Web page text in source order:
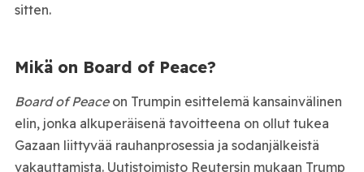
sitten.
Mikä on Board of Peace?
Board of Peaceon Trumpin esittelemä kansainvälinen
elin, jonka alkuperäisenä tavoitteena on ollut tukea
Gazaan liittyvää rauhanprosessia ja sodanjälkeistä
vakauttamista. Uutistoimisto Reutersin mukaan Trump